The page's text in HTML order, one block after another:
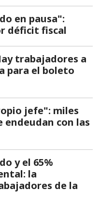
en pausa":
déficit fiscal
trabajadores a
para el boleto
jefe": miles
endeudan con las
y el 65%
la
de la